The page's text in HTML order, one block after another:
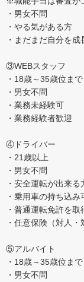
・男女不問
・やる気がある方
・まだまだ自分を
③WEBスタッフ
・18歳～35歳位まで
・男女不問
・業務未経験可
・業務経験者歓迎
④ドライバー
・21歳以上
・男女不問
・安全運転が出来る
・乗用車の持ち込み
・普通運転免許を
・任意保険（対人
⑤アルバイト
・18歳～35歳位まで
・男女不問